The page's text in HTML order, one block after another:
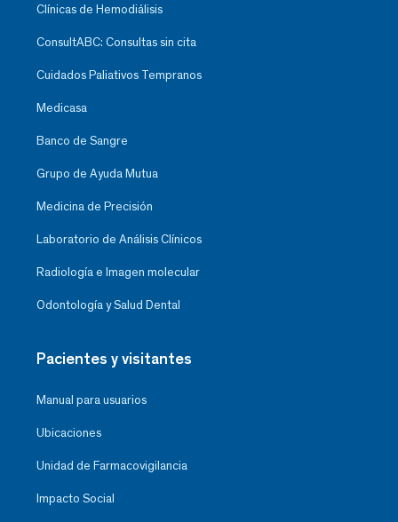
Clínicas de Hemodiálisis
ConsultABC: Consultas sin cita
Cuidados Paliativos Tempranos
Medicasa
Banco de Sangre
Grupo de Ayuda Mutua
Medicina de Precisión
Laboratorio de Análisis Clínicos
Radiología e Imagen molecular
Odontología y Salud Dental
Pacientes y visitantes
Manual para usuarios
Ubicaciones
Unidad de Farmacovigilancia
Impacto Social